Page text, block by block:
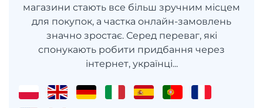
магазини стають все більш зручним місцем
для покупок, а частка онлайн-замовлень
значно зростає. Серед переваг, які
спонукають робити придбання через
інтернет, українці...